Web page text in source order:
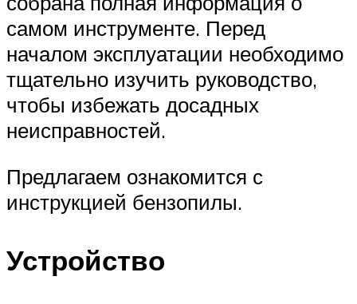
самом инструменте. Перед
началом эксплуатации необходимо
тщательно изучить руководство,
чтобы избежать досадных
неисправностей.
Предлагаем ознакомится с
инструкцией бензопилы.
Устройство